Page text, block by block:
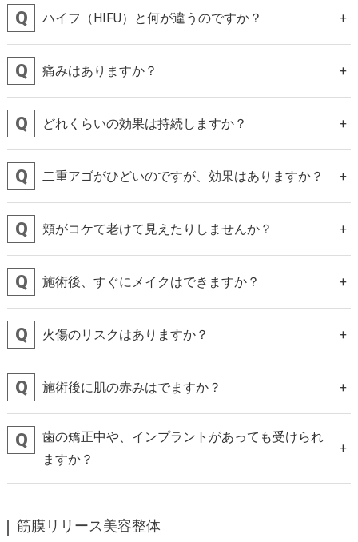
ハイフ（HIFU）と何が違うのですか？
痛みはありますか？
どれくらいの効果は持続しますか？
二重アゴがひどいのですが、効果はありますか？
頬がコケて老けて見えたりしませんか？
施術後、すぐにメイクはできますか？
火傷のリスクはありますか？
施術後に肌の赤みはでますか？
歯の矯正中や、インプラントがあっても受けられ
ますか？
筋膜リリース美容整体